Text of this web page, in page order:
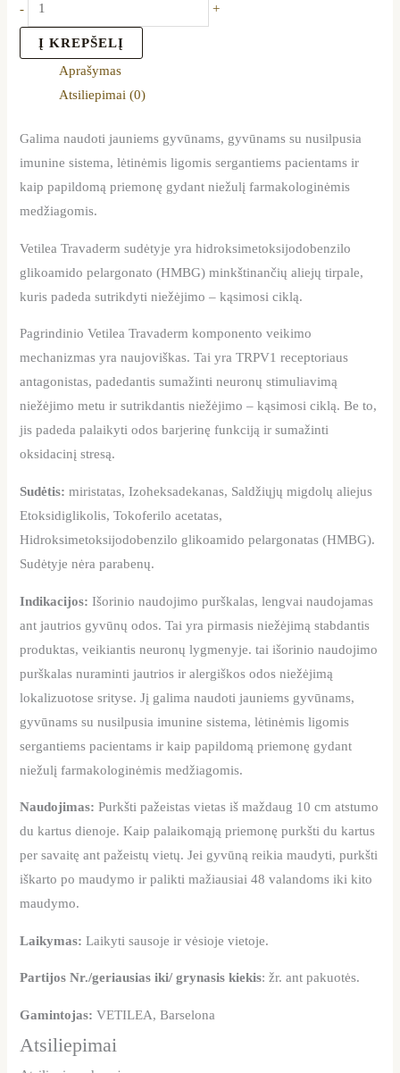
- +
Į KREPŠELĮ
Aprašymas
Atsiliepimai (0)
Galima naudoti jauniems gyvūnams, gyvūnams su nusilpusia
imunine sistema, lėtinėmis ligomis sergantiems pacientams ir
kaip papildomą priemonę gydant niežulį farmakologinėmis
medžiagomis.
Vetilea Travaderm sudėtyje yra hidroksimetoksijodobenzilo
glikoamido pelargonato (HMBG) minkštinančių aliejų tirpale,
kuris padeda sutrikdyti niežėjimo – kąsimosi ciklą.
Pagrindinio Vetilea Travaderm komponento veikimo
mechanizmas yra naujoviškas. Tai yra TRPV1 receptoriaus
antagonistas, padedantis sumažinti neuronų stimuliavimą
niežėjimo metu ir sutrikdantis niežėjimo – kąsimosi ciklą. Be to,
jis padeda palaikyti odos barjerinę funkciją ir sumažinti
oksidacinį stresą.
Sudėtis: miristatas, Izoheksadekanas, Saldžiųjų migdolų aliejus
Etoksidiglikolis, Tokoferilo acetatas,
Hidroksimetoksijodobenzilo glikoamido pelargonatas (HMBG).
Sudėtyje nėra parabenų.
Indikacijos: Išorinio naudojimo purškalas, lengvai naudojamas
ant jautrios gyvūnų odos. Tai yra pirmasis niežėjimą stabdantis
produktas, veikiantis neuronų lygmenyje. tai išorinio naudojimo
purškalas nuraminti jautrios ir alergiškos odos niežėjimą
lokalizuotose srityse. Jį galima naudoti jauniems gyvūnams,
gyvūnams su nusilpusia imunine sistema, lėtinėmis ligomis
sergantiems pacientams ir kaip papildomą priemonę gydant
niežulį farmakologinėmis medžiagomis.
Naudojimas: Purkšti pažeistas vietas iš maždaug 10 cm atstumo
du kartus dienoje. Kaip palaikomąją priemonę purkšti du kartus
per savaitę ant pažeistų vietų. Jei gyvūną reikia maudyti, purkšti
iškarto po maudymo ir palikti mažiausiai 48 valandoms iki kito
maudymo.
Laikymas: Laikyti sausoje ir vėsioje vietoje.
Partijos Nr./geriausias iki/ grynasis kiekis: žr. ant pakuotės.
Gamintojas:VETILEA, Barselona
Atsiliepimai